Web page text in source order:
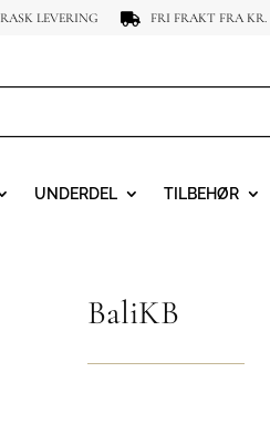
RASK LEVERING  FRI FRAKT FRA KR.
UNDERDEL TILBEHØR
BaliKB